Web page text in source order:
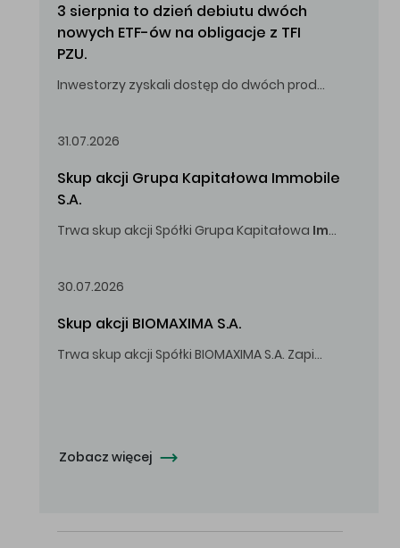
3 sierpnia to dzień debiutu dwóch
nowych ETF-ów na obligacje z TFI
PZU.
Inwestorzy zyskali dostęp do dwóch produktów umożliwiających inwestowanie w obligacje skarbowe.
31.07.2026
Skup akcji Grupa Kapitałowa Immobile
S.A.
Trwa skup akcji Spółki Grupa Kapitałowa Immobile
30.07.2026
Skup akcji BIOMAXIMA S.A.
Trwa skup akcji Spółki BIOMAXIMA S.A. Zapisy do 4 sierpnia 2026 r. do godz. 16.00.
Zobacz więcej